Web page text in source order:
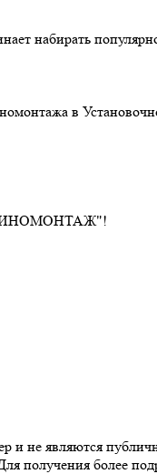
набирать
в
"ШИНОМОНТАЖ"!
и не являются
получения более